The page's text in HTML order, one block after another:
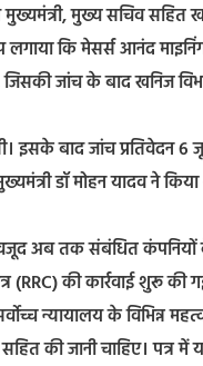
मुख्य सचिव सहित
कि मेसर्स आनंद माइनिंग
जांच के बाद खनिज
बाद जांच प्रतिवेदन 6
डॉ मोहन यादव ने किया
अब तक संबंधित कंपनियों के
(RRC) की कार्रवाई
न्यायालय के विभिन्न
की जानी चाहिए।